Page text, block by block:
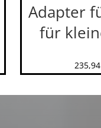
Adapter
für
235,94